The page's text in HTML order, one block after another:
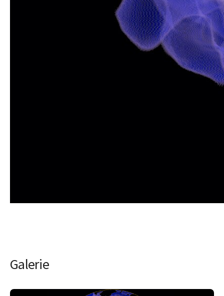
Galerie